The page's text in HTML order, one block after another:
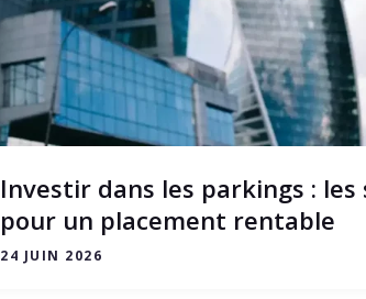
Investir dans les parkings :
pour un placement rentable
24 JUIN 2026